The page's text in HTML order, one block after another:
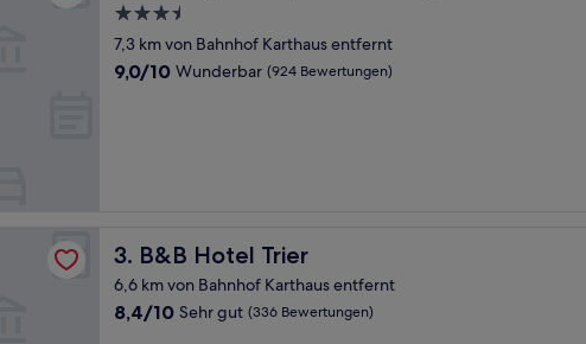
3.5-
Sterne-
Unterkunft
7,3 km von Bahnhof Karthaus entfernt
9.0
9,0/10 Wunderbar (924 Bewertungen)
3. B&B Hotel Trier
B&B Hotel Trier
6,6 km von Bahnhof Karthaus entfernt
8.4
8,4/10 Sehr gut (336 Bewertungen)